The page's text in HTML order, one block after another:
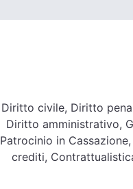
Diritto civile, Diritto
Diritto amministrativo,
Patrocinio in
crediti,